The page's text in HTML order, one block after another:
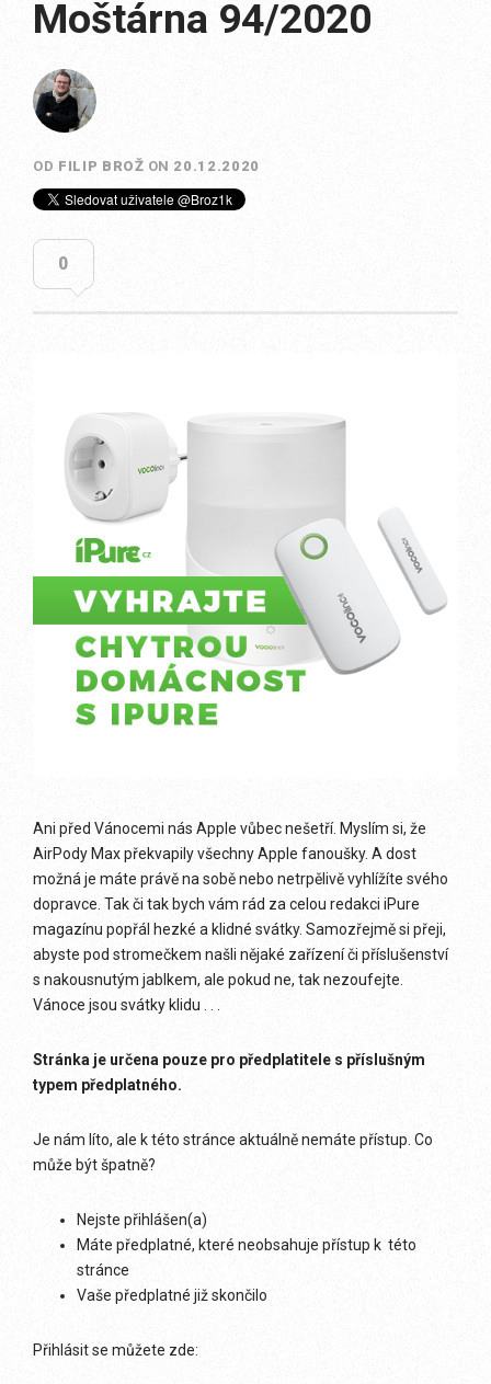
Moštárna 94/2020
OD FILIP BROŽ ON 20.12.2020
0
Ani před Vánocemi nás Apple vůbec nešetří. Myslím si, že
AirPody Max překvapily všechny Apple fanoušky. A dost
možná je máte právě na sobě nebo netrpělivě vyhlížíte svého
dopravce. Tak či tak bych vám rád za celou redakci iPure
magazínu popřál hezké a klidné svátky. Samozřejmě si přeji,
abyste pod stromečkem našli nějaké zařízení či příslušenství
s nakousnutým jablkem, ale pokud ne, tak nezoufejte.
Vánoce jsou svátky klidu . . .
Stránka je určena pouze pro předplatitele s příslušným
typem předplatného.
Je nám líto, ale k této stránce aktuálně nemáte přístup. Co
může být špatně?
Nejste přihlášen(a)
Máte předplatné, které neobsahuje přístup k této
stránce
Vaše předplatné již skončilo
Přihlásit se můžete zde: